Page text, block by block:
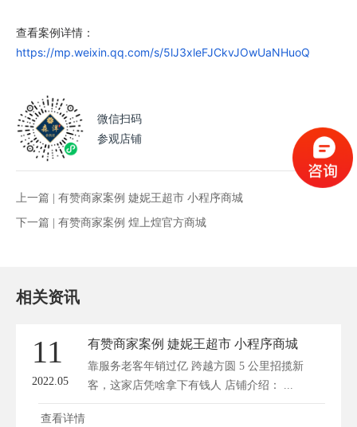
查看案例详情：
https://mp.weixin.qq.com/s/5lJ3xleFJCkvJOwUaNHuoQ
微信扫码
参观店铺
上一篇 | 有赞商家案例 婕妮王超市 小程序商城
下一篇 | 有赞商家案例 煌上煌官方商城
相关资讯
11
2022.05
有赞商家案例 婕妮王超市 小程序商城
靠服务老客年销过亿 跨越方圆 5 公里招揽新
客，这家店凭啥拿下有钱人 店铺介绍： ...
查看详情